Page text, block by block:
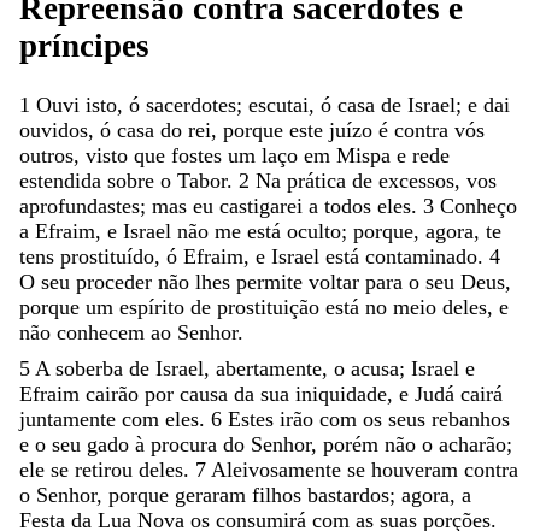
Repreensão contra sacerdotes e
príncipes
1 Ouvi isto, ó sacerdotes; escutai, ó casa de Israel; e dai
ouvidos, ó casa do rei, porque este juízo é contra vós
outros, visto que fostes um laço em Mispa e rede
estendida sobre o Tabor. 2 Na prática de excessos, vos
aprofundastes; mas eu castigarei a todos eles. 3 Conheço
a Efraim, e Israel não me está oculto; porque, agora, te
tens prostituído, ó Efraim, e Israel está contaminado. 4
O seu proceder não lhes permite voltar para o seu Deus,
porque um espírito de prostituição está no meio deles, e
não conhecem ao Senhor.
5 A soberba de Israel, abertamente, o acusa; Israel e
Efraim cairão por causa da sua iniquidade, e Judá cairá
juntamente com eles. 6 Estes irão com os seus rebanhos
e o seu gado à procura do Senhor, porém não o acharão;
ele se retirou deles. 7 Aleivosamente se houveram contra
o Senhor, porque geraram filhos bastardos; agora, a
Festa da Lua Nova os consumirá com as suas porções.